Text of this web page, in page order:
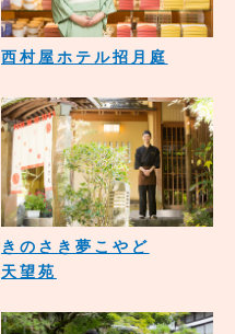
西村屋ホテル招月庭
きのさき夢こやど
天望苑